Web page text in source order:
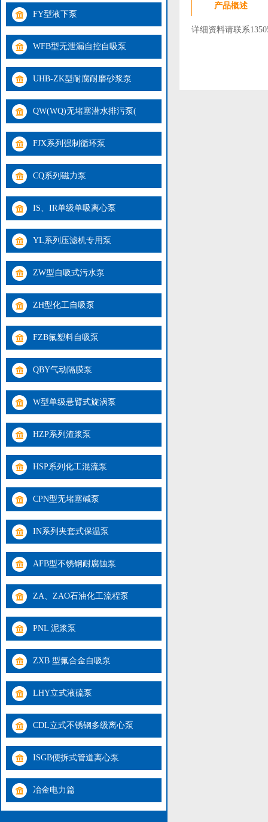
FY型液下泵
WFB型无泄漏自控自吸泵
UHB-ZK型耐腐耐磨砂浆泵
QW(WQ)无堵塞潜水排污泵(
FJX系列强制循环泵
CQ系列磁力泵
IS、IR单级单吸离心泵
YL系列压滤机专用泵
ZW型自吸式污水泵
ZH型化工自吸泵
FZB氟塑料自吸泵
QBY气动隔膜泵
W型单级悬臂式旋涡泵
HZP系列渣浆泵
HSP系列化工混流泵
CPN型无堵塞碱泵
IN系列夹套式保温泵
AFB型不锈钢耐腐蚀泵
ZA、ZAO石油化工流程泵
PNL 泥浆泵
ZXB 型氟合金自吸泵
LHY立式液硫泵
CDL立式不锈钢多级离心泵
ISGB便拆式管道离心泵
冶金电力篇
产品概述
详细资料请联系